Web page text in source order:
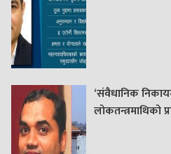
‘संवैधानिक
लोकतन्त्रमाथिको